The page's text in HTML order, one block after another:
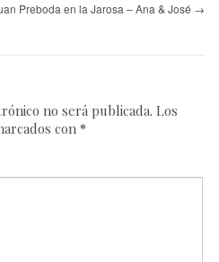
Preboda en la Jarosa – Ana & José →
no será publicada. Los
con *